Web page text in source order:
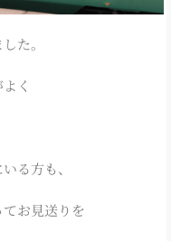
た。
く
る方も、
お見送りを